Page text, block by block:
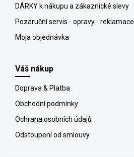
DÁRKY k nákupu a zákaznické slevy
Pozáruční servis - opravy - reklamace
Moja objednávka
Váš nákup
Doprava & Platba
Obchodní podmínky
Ochrana osobních údajů
Odstoupení od smlouvy